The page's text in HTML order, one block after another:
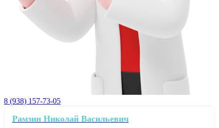
8 (938) 157-73-05
Рамзин Николай Васильевич